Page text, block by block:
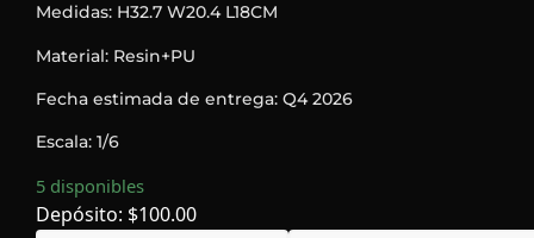
Medidas: H32.7 W20.4 L18CM
Material: Resin+PU
Fecha estimada de entrega: Q4 2026
Escala: 1/6
5 disponibles
Depósito: $100.00